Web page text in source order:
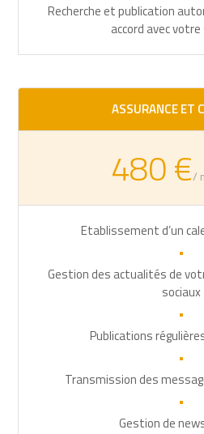
Recherche et publication
accord avec
ASSURANCE ET
480 €/
Etablissement d’un
•
Gestion des actualités de
sociaux
•
Publications
•
Transmission des
•
Gestion de